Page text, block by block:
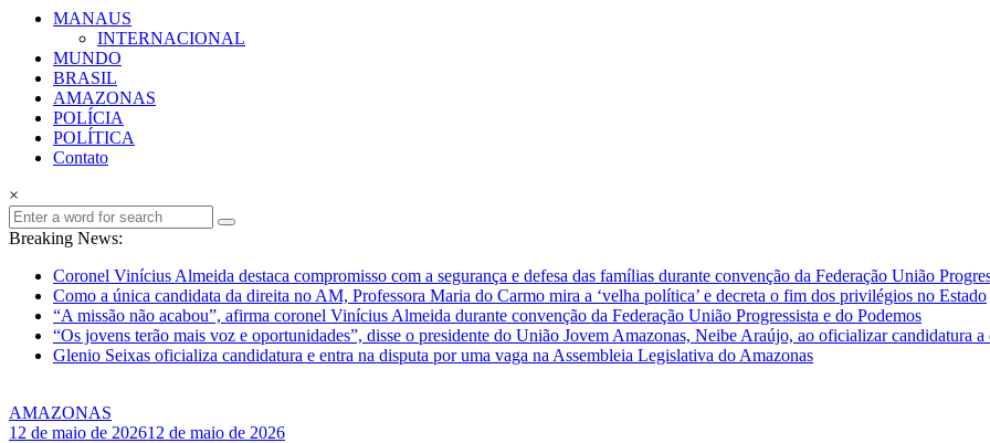
Japonês
Japão
mais
perto
MANAUS
INTERNACIONAL
MUNDO
BRASIL
AMAZONAS
POLÍCIA
POLÍTICA
Contato
×
Breaking News:
Coronel Vinícius Almeida destaca compromisso com a segurança e defesa das famílias durante convenção da Federação União
Como a única candidata da direita no AM, Professora Maria do Carmo mira a ‘velha política’ e decreta o fim dos privilégios no Estado
“A missão não acabou”, afirma coronel Vinícius Almeida durante convenção da Federação União Progressista e do Podemos
“Os jovens terão mais voz e oportunidades”, disse o presidente do União Jovem Amazonas, Neibe Araújo, ao oficializar candidatura a
Glenio Seixas oficializa candidatura e entra na disputa por uma vaga na Assembleia Legislativa do Amazonas
AMAZONAS
12 de maio de 202612 de maio de 2026